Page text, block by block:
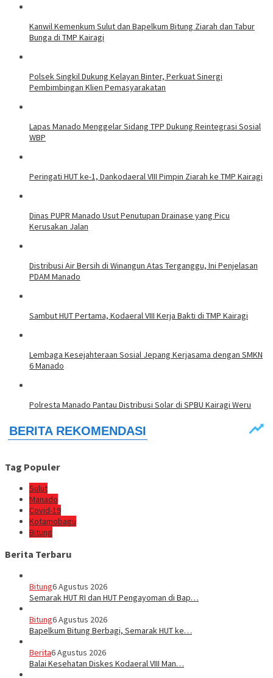
‎Kanwil Kemenkum Sulut dan Bapelkum Bitung Ziarah dan Tabur
Bunga di TMP Kairagi
Polsek Singkil Dukung Kelayan Binter, Perkuat Sinergi
Pembimbingan Klien Pemasyarakatan
Lapas Manado Menggelar Sidang TPP Dukung Reintegrasi Sosial
WBP
Peringati HUT ke-1, Dankodaeral VIII Pimpin Ziarah ke TMP Kairagi
Dinas PUPR Manado Usut Penutupan Drainase yang Picu
Kerusakan Jalan
Distribusi Air Bersih di Winangun Atas Terganggu, Ini Penjelasan
PDAM Manado
Sambut HUT Pertama, Kodaeral VIII Kerja Bakti di TMP Kairagi
Lembaga Kesejahteraan Sosial Jepang Kerjasama dengan SMKN
6 Manado
Polresta Manado Pantau Distribusi Solar di SPBU Kairagi Weru
Tag Populer
Sulut
Manado
Covid-19
Kotamobagu
Bitung
Berita Terbaru
Bitung6 Agustus 2026
Semarak HUT RI dan HUT Pengayoman di Bap…
Bitung6 Agustus 2026
‎Bapelkum Bitung Berbagi, Semarak HUT ke…
Berita6 Agustus 2026
Balai Kesehatan Diskes Kodaeral VIII Man…